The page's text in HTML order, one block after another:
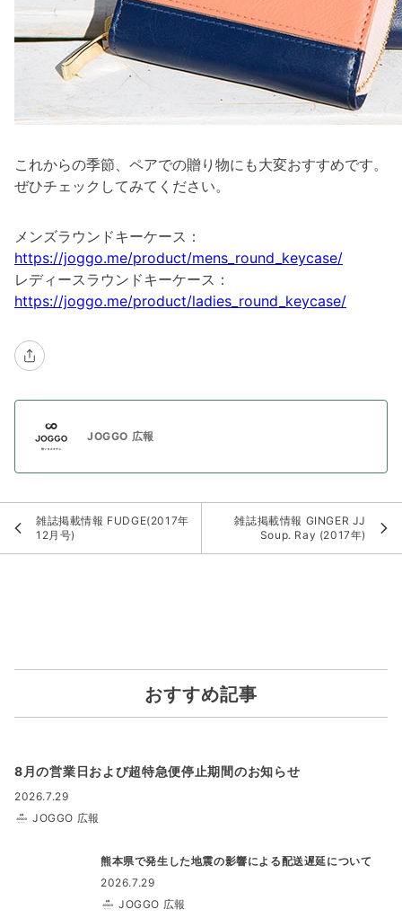
これからの季節、ペアでの贈り物にも大変おすすめです。
ぜひチェックしてみてください。
メンズラウンドキーケース：
https://joggo.me/product/mens_round_keycase/
レディースラウンドキーケース：
https://joggo.me/product/ladies_round_keycase/
JOGGO 広報
雑誌掲載情報 FUDGE(2017年
12月号)
雑誌掲載情報 GINGER JJ
Soup. Ray (2017年)
おすすめ記事
8月の営業日および超特急便停止期間のお知らせ
2026.7.29
JOGGO 広報
熊本県で発生した地震の影響による配送遅延について
2026.7.29
JOGGO 広報